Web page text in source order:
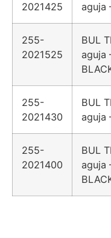
2021425
aguja
255-
2021525
BUL
aguja
255-
2021430
BUL
aguja
255-
2021400
BUL
aguja